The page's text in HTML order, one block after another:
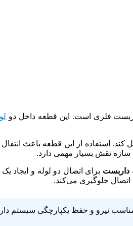
فلزی است. این قطعه داخل دو
استفاده از این قطعه باعث
نقش بسیار مهمی دارد.
داربست برای اتصال دو لوله و ایجاد
اتصال جلوگیری می‌کند.
مناسب نیرو و حفظ یکپارچگی سیستم